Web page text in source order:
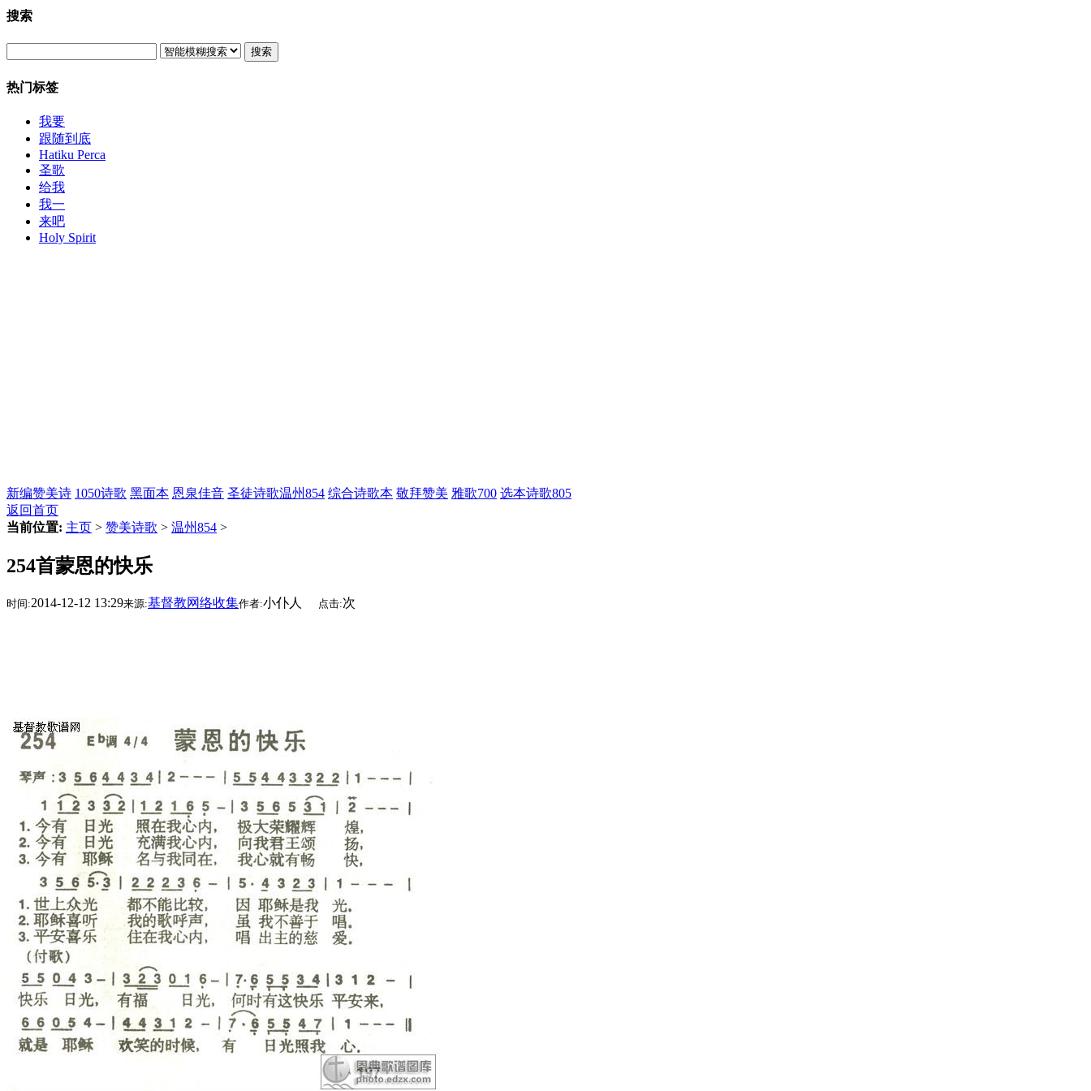
搜索
搜索
热门标签
我要
跟随到底
Hatiku Perca
圣歌
给我
我一
来吧
Holy Spirit
新编赞美诗 1050诗歌 黑面本 恩泉佳音 圣徒诗歌温州854 综合诗歌本 敬拜赞美 雅歌700 选本诗歌805
返回首页
当前位置: 主页 > 赞美诗歌 > 温州854 >
254首蒙恩的快乐
时间:2014-12-12 13:29来源:基督教网络收集作者:小仆人 点击:次